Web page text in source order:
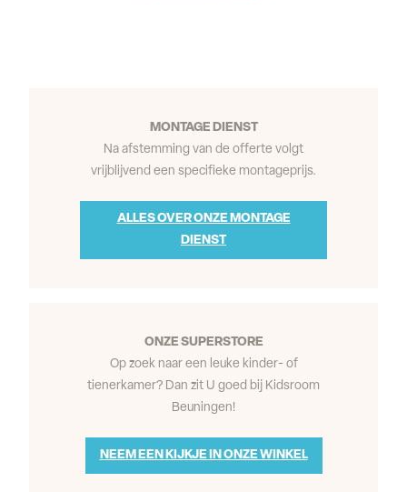
MONTAGE DIENST
Na afstemming van de offerte volgt
vrijblijvend een specifieke montageprijs.
ALLES OVER ONZE MONTAGE
DIENST
ONZE SUPERSTORE
Op zoek naar een leuke kinder- of
tienerkamer? Dan zit U goed bij Kidsroom
Beuningen!
NEEM EEN KIJKJE IN ONZE WINKEL